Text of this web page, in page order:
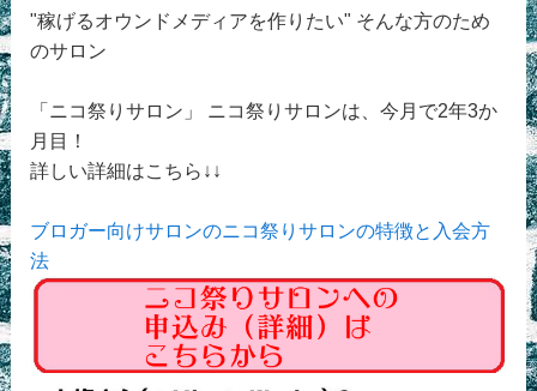
"稼げるオウンドメディアを作りたい" そんな方のため
のサロン
「ニコ祭りサロン」 ニコ祭りサロンは、今月で2年3か
月目！
詳しい詳細はこちら↓↓
ブロガー向けサロンのニコ祭りサロンの特徴と入会方
法